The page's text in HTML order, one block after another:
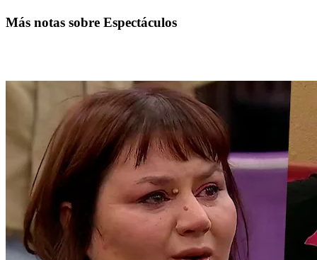
Más notas sobre Espectáculos